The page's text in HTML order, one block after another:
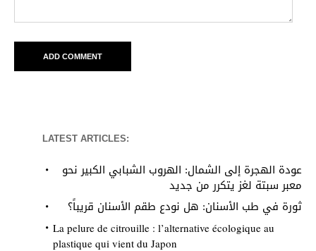
LATEST ARTICLES:
عودة الهجرة إلى الشمال: الهروب الشبابي الكبير نحو
معبر سبتة لغز يتكرر من جديد
ثورة في طب الأسنان: هل نودع طقم الأسنان قريباً؟
La pelure de citrouille : l’alternative écologique au
plastique qui vient du Japon